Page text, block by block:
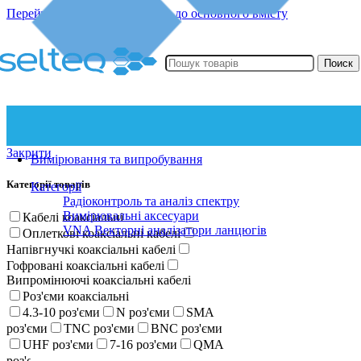
Перейти до навігації Перейти до основного вмісту
Поиск
Вимірювання та випробування
Категорії
Радіоконтроль та аналіз спектру
Вимірювальні аксесуари
VNA Векторні аналізатори ланцюгів
Закрити
Категорії товарів
Кабелі коаксіальні
Оплеткові коаксіальні кабелі
Напівгнучкі коаксіальні кабелі
Гофровані коаксіальні кабелі
Випромінюючі коаксіальні кабелі
Роз'єми коаксіальні
4.3-10 роз'єми
N роз'єми
SMA
роз'єми
TNC роз'єми
BNC роз'єми
UHF роз'єми
7-16 роз'єми
QMA